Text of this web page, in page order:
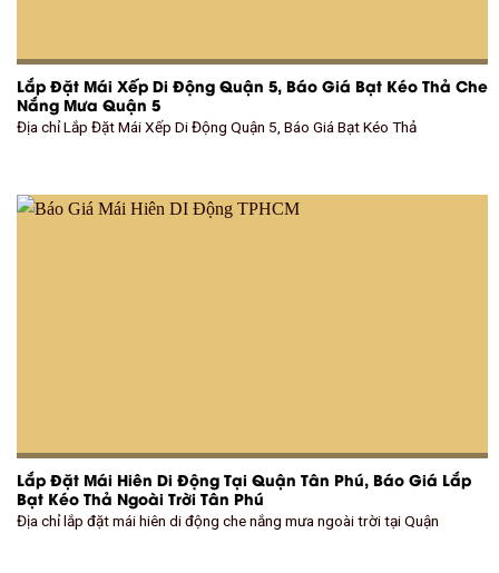
Lắp Đặt Mái Xếp Di Động Quận 5, Báo Giá Bạt Kéo Thả Che
Nắng Mưa Quận 5
Địa chỉ Lắp Đặt Mái Xếp Di Động Quận 5, Báo Giá Bạt Kéo Thả
Lắp Đặt Mái Hiên Di Động Tại Quận Tân Phú, Báo Giá Lắp
Bạt Kéo Thả Ngoài Trời Tân Phú
Địa chỉ lắp đặt mái hiên di động che nắng mưa ngoài trời tại Quận